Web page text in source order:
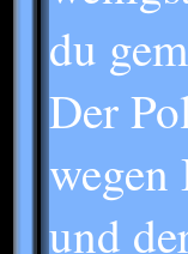
du
Der
wegen
und